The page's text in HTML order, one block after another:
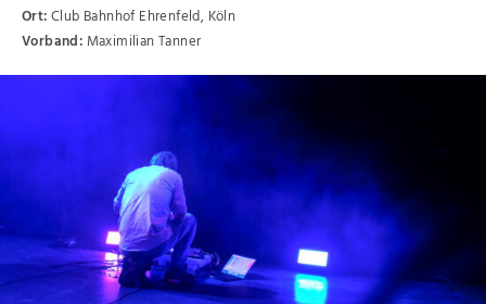
Ort:Club Bahnhof Ehrenfeld, Köln
Vorband: Maximilian Tanner